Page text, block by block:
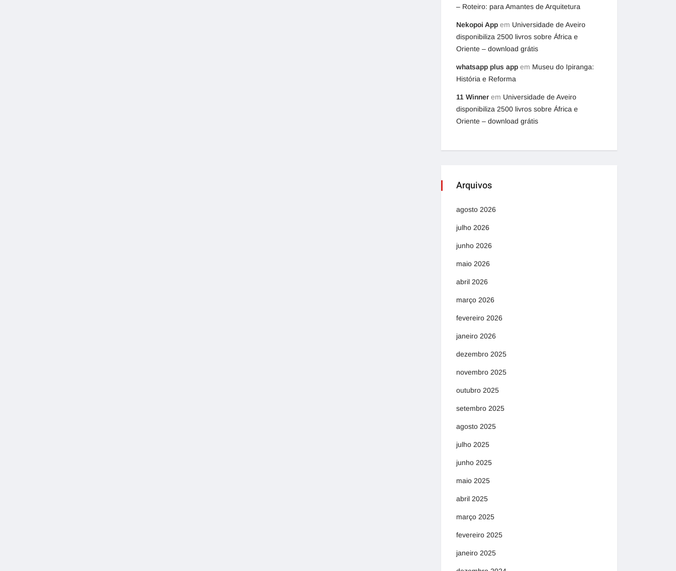
– Roteiro: para Amantes de Arquitetura
Nekopoi App em Universidade de Aveiro
disponibiliza 2500 livros sobre África e
Oriente – download grátis
whatsapp plus app em Museu do Ipiranga:
História e Reforma
11 Winner em Universidade de Aveiro
disponibiliza 2500 livros sobre África e
Oriente – download grátis
Arquivos
agosto 2026
julho 2026
junho 2026
maio 2026
abril 2026
março 2026
fevereiro 2026
janeiro 2026
dezembro 2025
novembro 2025
outubro 2025
setembro 2025
agosto 2025
julho 2025
junho 2025
maio 2025
abril 2025
março 2025
fevereiro 2025
janeiro 2025